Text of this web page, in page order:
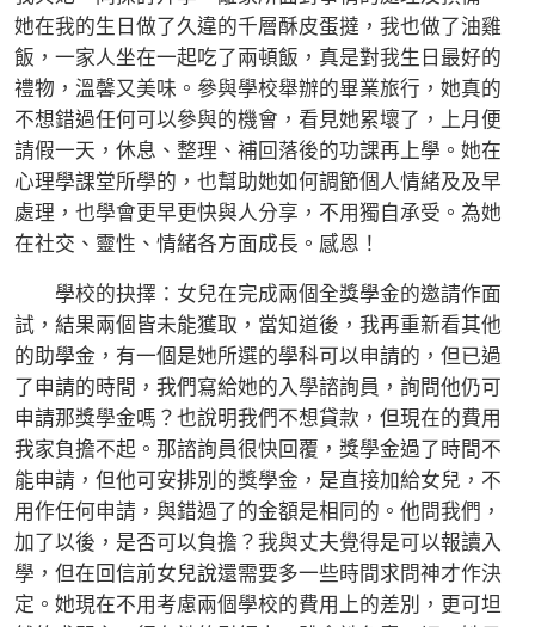
她在我的生日做了久違的千層酥皮蛋撻，我也做了油雞
飯，一家人坐在一起吃了兩頓飯，真是對我生日最好的
禮物，溫馨又美味。參與學校舉辦的畢業旅行，她真的
不想錯過任何可以參與的機會，看見她累壞了，上月便
請假一天，休息、整理、補回落後的功課再上學。她在
心理學課堂所學的，也幫助她如何調節個人情緒及及早
處理，也學會更早更快與人分享，不用獨自承受。為她
在社交、靈性、情緒各方面成長。感恩！
學校的抉擇：女兒在完成兩個全獎學金的邀請作面
試，結果兩個皆未能獲取，當知道後，我再重新看其他
的助學金，有一個是她所選的學科可以申請的，但已過
了申請的時間，我們寫給她的入學諮詢員，詢問他仍可
申請那獎學金嗎？也說明我們不想貸款，但現在的費用
我家負擔不起。那諮詢員很快回覆，獎學金過了時間不
能申請，但他可安排別的獎學金，是直接加給女兒，不
用作任何申請，與錯過了的金額是相同的。他問我們，
加了以後，是否可以負擔？我與丈夫覺得是可以報讀入
學，但在回信前女兒說還需要多一些時間求問神才作決
定。她現在不用考慮兩個學校的費用上的差別，更可坦